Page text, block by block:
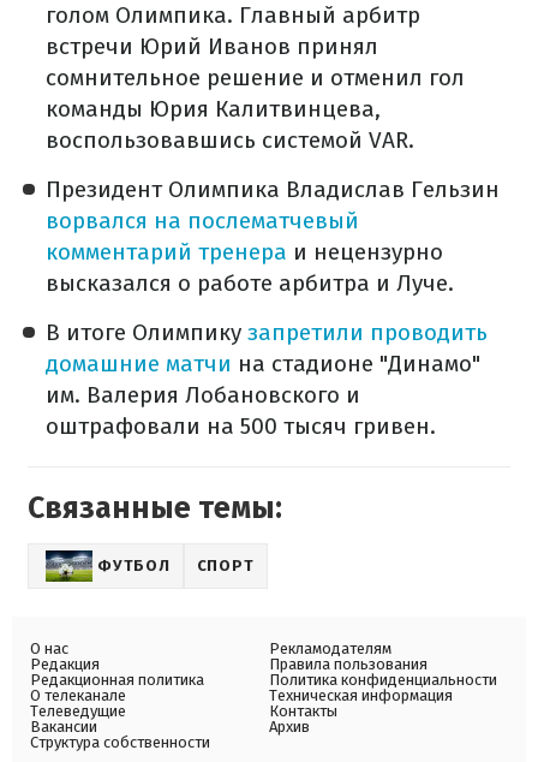
голом Олимпика. Главный арбитр
встречи Юрий Иванов принял
сомнительное решение и отменил гол
команды Юрия Калитвинцева,
воспользовавшись системой VAR.
Президент Олимпика Владислав Гельзин
ворвался на послематчевый
комментарий тренера и нецензурно
высказался о работе арбитра и Луче.
В итоге Олимпику запретили проводить
домашние матчи на стадионе "Динамо"
им. Валерия Лобановского и
оштрафовали на 500 тысяч гривен.
Связанные темы:
ФУТБОЛ СПОРТ
О нас
Редакция
Редакционная политика
О телеканале
Телеведущие
Вакансии
Структура собственности
Рекламодателям
Правила пользования
Политика конфиденциальности
Техническая информация
Контакты
Архив